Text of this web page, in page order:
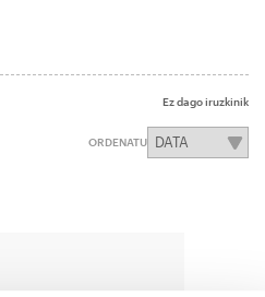
Ez dago iruzkinik
ORDENATU